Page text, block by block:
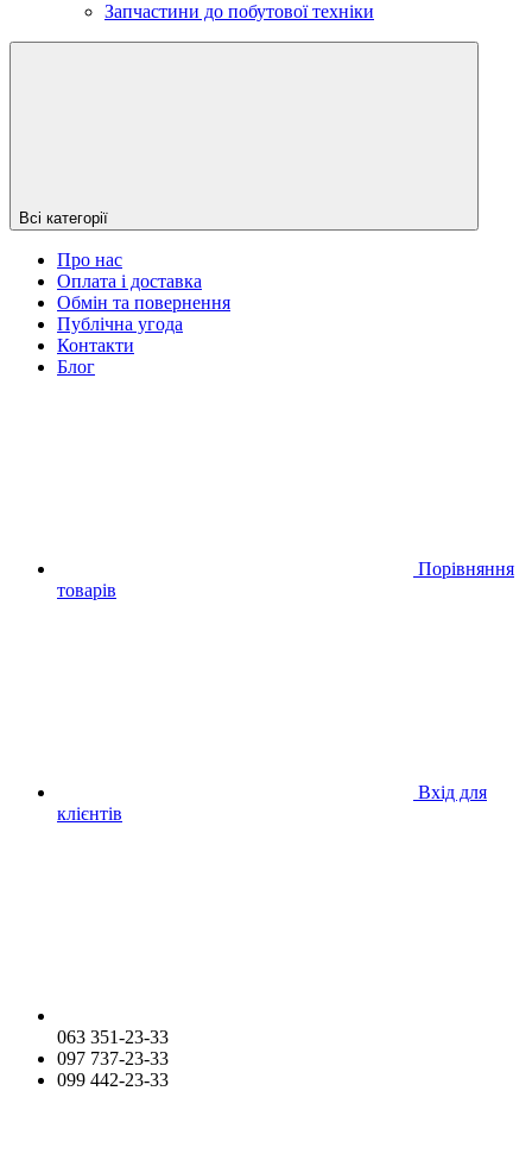
Запчастини до побутової техніки
Всі категорії
Про нас
Оплата і доставка
Обмін та повернення
Публічна угода
Контакти
Блог
Порівняння
товарів
Вхід для
клієнтів
063 351-23-33
097 737-23-33
099 442-23-33